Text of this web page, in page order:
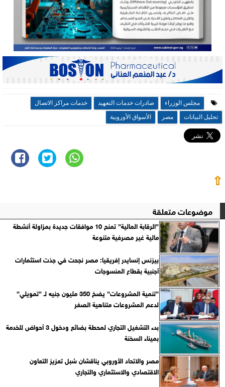
مجلس الوزراء صادرات خدمات التعهيد
خدمات مراكز الاتصال
تحليل البيانات
مصر الأسواق الأوروبية
⇧
موضوعات متعلقة
”الرقابة المالية” تمنح 10 موافقات جديدة بمزاولة أنشطة
مالية غير مصرفية متنوعة
بيزنس إنسايدر إفريقيا: مصر نجحت في جذت استثمارات
أجنبية بقطاع المنسوجات
”تنمية المشروعات” يضخ 350 مليون جنيه لـ ”تمويلي”
لدعم المشروعات متناهية الصغر
بدء التشغيل التجاري لمحطة بضائع ودخول 3 أحواض للخدمة
بميناء السخنة
مصر والاتحاد الأوروبي يناقشان سُبل تعزيز التعاون
الاقتصادي والاستثماري والتجاري